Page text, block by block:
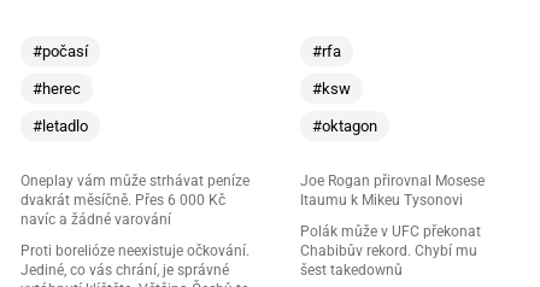
#počasí
#herec
#letadlo
Oneplay vám může strhávat peníze
dvakrát měsíčně. Přes 6 000 Kč
navíc a žádné varování
Proti borelióze neexistuje očkování.
Jediné, co vás chrání, je správné
#rfa
#ksw
#oktagon
Joe Rogan přirovnal Mosese
Itaumu k Mikeu Tysonovi
Polák může v UFC překonat
Chabibův rekord. Chybí mu
šest takedownů